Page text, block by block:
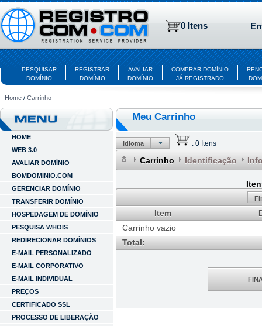
0 Itens
PESQUISAR
DOMÍNIO
REGISTRAR
DOMÍNIO
AVALIAR
DOMÍNIO
COMPRAR DOMÍNIO
JÁ REGISTRADO
Home /Carrinho
HOME
WEB 3.0
AVALIAR DOMÍNIO
BOMDOMINIO.COM
GERENCIAR DOMÍNIO
TRANSFERIR DOMÍNIO
HOSPEDAGEM DE DOMÍNIO
PESQUISA WHOIS
REDIRECIONAR DOMÍNIOS
E-MAIL PERSONALIZADO
E-MAIL CORPORATIVO
E-MAIL INDIVIDUAL
PREÇOS
CERTIFICADO SSL
PROCESSO DE LIBERAÇÃO
Meu Carrinho
Idioma : 0 Itens
Carrinho Identificação
Item
Total:
Carrinho vazio